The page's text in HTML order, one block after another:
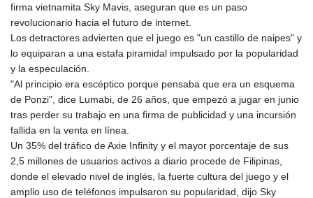
GMD 73.503851
GNF
GYD 208.588851
HKD 7.842304
HRK 6.518804
HTG 130.363707
HUF 314.060388
IDR 17801
firma vietnamita Sky Mavis, aseguran que es un paso
revolucionario hacia el futuro de internet.
Los detractores advierten que el juego es "un castillo de naipes" y
lo equiparan a una estafa piramidal impulsado por la popularidad
y la especulación.
"Al principio era escéptico porque pensaba que era un esquema
de Ponzi", dice Lumabi, de 26 años, que empezó a jugar en junio
tras perder su trabajo en una firma de publicidad y una incursión
fallida en la venta en línea.
Un 35% del tráfico de Axie Infinity y el mayor porcentaje de sus
2,5 millones de usuarios activos a diario procede de Filipinas,
donde el elevado nivel de inglés, la fuerte cultura del juego y el
amplio uso de teléfonos impulsaron su popularidad, dijo Sky